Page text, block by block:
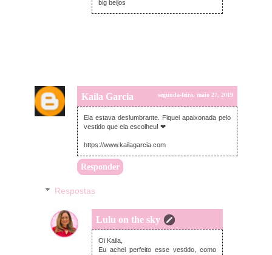
big beijos
Kaila Garcia segunda-feira, maio 27, 2019
Ela estava deslumbrante. Fiquei apaixonada pelo
vestido que ela escolheu! ❤
https://www.kailagarcia.com
Responder
Respostas
Lulu on the sky
segunda-feira, maio 27, 2019
Oi Kaila,
Eu achei perfeito esse vestido, como